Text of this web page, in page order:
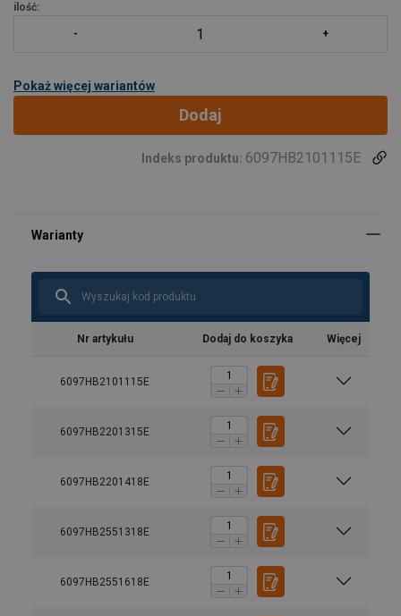
ilość:
Pokaż więcej wariantów
Dodaj
Indeks produktu: 6097HB2101115E
Nr artykułu Dodaj do koszyka Więcej
6097HB2101115E
6097HB2201315E
6097HB2201418E
6097HB2551318E
6097HB2551618E